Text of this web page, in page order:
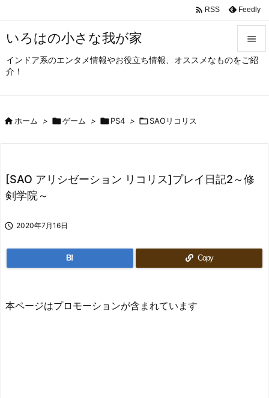
いろはの小さな我が家
インドア系のエンタメ情報やお役立ち情報、オススメなものをご紹
介！




 RSS Feedly
ホーム > ゲーム > PS4 > SAOリコリス
[SAO アリシゼーション リコリス]プレイ日記2～修
剣学院～
 2020年7月16日
B! Copy
本ページはプロモーションが含まれています